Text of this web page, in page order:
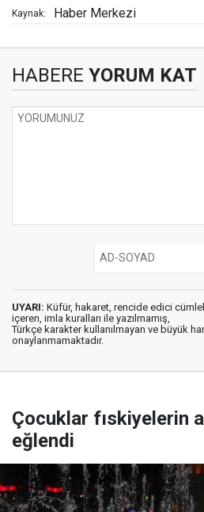
Kaynak: Haber Merkezi
HABERE YORUM KAT
UYARI: Küfür, hakaret, rencide edici
içeren, imla kuralları ile yazılmamış,
Türkçe karakter kullanılmayan ve büyük
onaylanmamaktadır.
Çocuklar fıskiyelerin
eğlendi